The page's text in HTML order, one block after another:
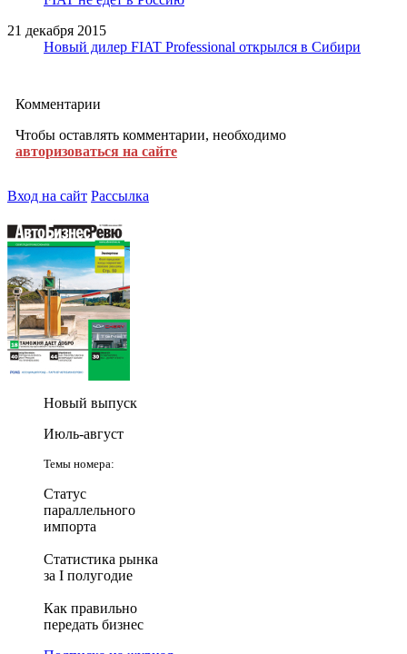
21 декабря 2015
Новый дилер FIAT Professional открылся в Сибири
Комментарии
Чтобы оставлять комментарии, необходимо
авторизоваться на сайте
Вход на сайт Рассылка
Новый выпуск
Июль-август
Темы номера:
Статус
параллельного
импорта
Статистика рынка
за I полугодие
Как правильно
передать бизнес